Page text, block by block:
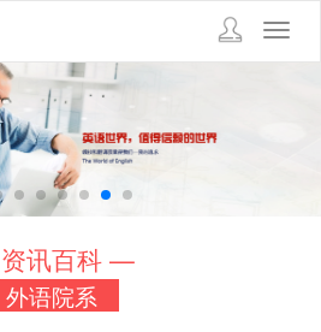
讯百科 —
外语院系